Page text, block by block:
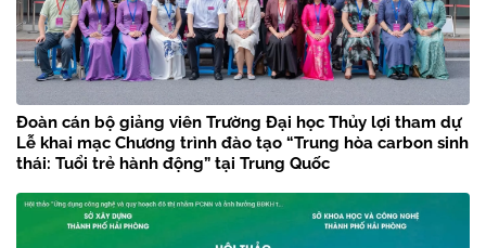
Đoàn cán bộ giảng viên Trường Đại học Thủy lợi tham dự
Lễ khai mạc Chương trình đào tạo “Trung hòa carbon sinh
thái: Tuổi trẻ hành động” tại Trung Quốc